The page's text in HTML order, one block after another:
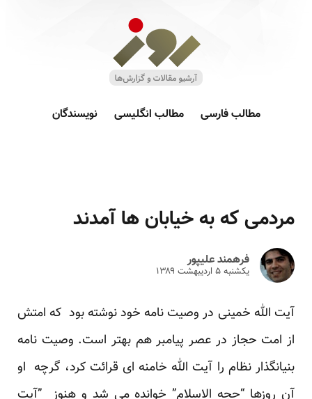
مطالب فارسی مطالب انگلیسی نویسندگان
مردمی که به خیابان ها آمدند
فرهمند علیپور
یکشنبه ۵ ارديبهشت ۱۳۸۹
آیت الله خمینی در وصیت نامه خود نوشته بود که امتش
از امت حجاز در عصر پیامبر هم بهتر است. وصیت نامه
بنیانگذار نظام را آیت الله خامنه ای قرائت کرد، گرچه او
آن روزها “حجه الاسلام” خوانده می شد و هنوز ”آیت